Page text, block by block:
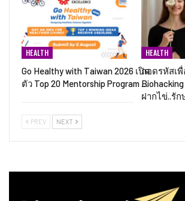
HEALTH
Go Healthy with Taiwan 2026 เปิด
ตัว Top 20 Mentorship Program …
HEALTH
ถอดรหัสเพื่
ฝากไข่..รั
PREV NEXT